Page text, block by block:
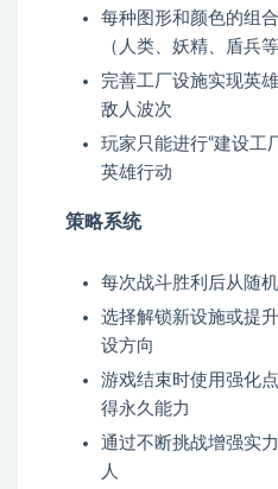
每种图形和颜色的组
（人类、妖精、盾兵等
完善工厂设施实现英
敌人波次
玩家只能进行“建设工
英雄行动
策略系统
每次战斗胜利后从随
选择解锁新设施或提
设方向
游戏结束时使用强化
得永久能力
通过不断挑战增强实
人